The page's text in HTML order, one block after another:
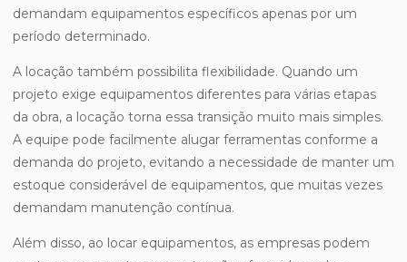
demandam equipamentos específicos apenas por um
período determinado.
A locação também possibilita flexibilidade. Quando um
projeto exige equipamentos diferentes para várias etapas
da obra, a locação torna essa transição muito mais simples.
A equipe pode facilmente alugar ferramentas conforme a
demanda do projeto, evitando a necessidade de manter um
estoque considerável de equipamentos, que muitas vezes
demandam manutenção contínua.
Além disso, ao locar equipamentos, as empresas podem